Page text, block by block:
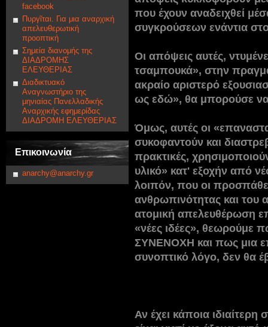
facebook
Πυργῖται. Για μια αναρχική
απελευθερωτική
προοπτική
Σημεία διανομής της
ΔΙΑΔΡΟΜΗΣ
ΕΛΕΥΘΕΡΙΑΣ
Διαδικτυακό
Αναγνωστήριο της
μηνιαίας Πανελλαδικής
Αναρχικής εφημερίδας
ΔΙΑΔΡΟΜΗ ΕΛΕΥΘΕΡΙΑΣ
Επικοινωνία
anarchy@anarchy.gr
που έχουν αναδειχθεί
συγκρούσεων ενάντια στο
Οι απόψεις αυτές,
τσαμπουκά», στην
ακραίο αριστερό
ως εδώ», θα μπορούσε
Όμως, αυτές οι
συκοφαντούν και
πρακτικές,
υλικό» κατ' εξοχήν από
λοιπόν, που οι
ανθρωπινότητας και του
ατομική απελευθέρωση
«νέες ιδέες», θεωρούμε
ΣΥΝΕΝΟΧΗ και πως μια
συνοπτικό λόγο, δεν θα
Αν έχει κάποια